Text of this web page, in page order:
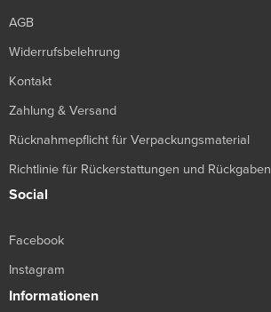
AGB
Widerrufsbelehrung
Kontakt
Zahlung & Versand
Rücknahmepflicht für Verpackungsmaterial
Richtlinie für Rückerstattungen und Rückgaben
Social
Facebook
Instagram
Informationen